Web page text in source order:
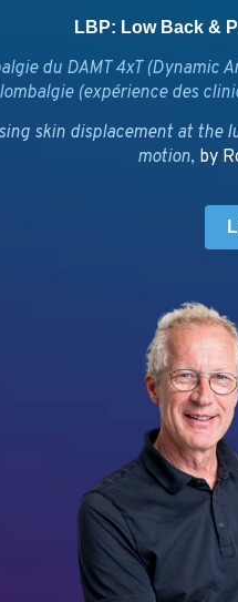
LBP: Low Back &
du DAMT 4xT
(expérience des
skin displacement at the
motion, by